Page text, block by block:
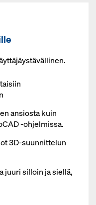
ansiosta kuin
-ohjelmissa.
3D-suunnittelun
juuri silloin ja siellä,